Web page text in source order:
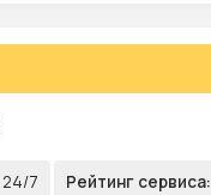
24/7 Рейтинг сервиса: